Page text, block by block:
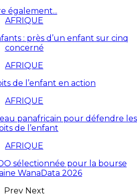
également...
AFRIQUE
: près d’un enfant sur cinq
concerné
AFRIQUE
de l’enfant en action
AFRIQUE
panafricain pour défendre les
de l’enfant
AFRIQUE
sélectionnée pour la bourse
WanaData 2026
Prev Next